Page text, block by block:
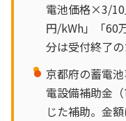
電池価格×3/
円/kWh」「60
分は受付終了
京都府の蓄電
電設備補助金
じた補助。金